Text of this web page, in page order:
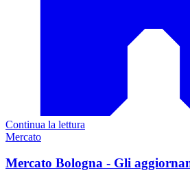
Continua la lettura
Mercato
Mercato Bologna - Gli